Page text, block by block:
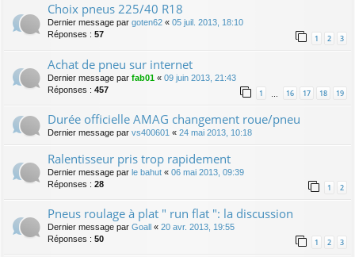
Choix pneus 225/40 R18
Dernier message par goten62 « 05 juil. 2013, 18:10
Réponses : 57 1 2 3
Achat de pneu sur internet
Dernier message par fab01 « 09 juin 2013, 21:43
Réponses : 457 1 16 17 18 19
Durée officielle AMAG changement roue/pneu
Dernier message par vs400601 « 24 mai 2013, 10:18
Ralentisseur pris trop rapidement
Dernier message par le bahut « 06 mai 2013, 09:39
Réponses : 28 1 2
Pneus roulage à plat " run flat ": la discussion
Dernier message par Goall « 20 avr. 2013, 19:55
Réponses : 50 1 2 3